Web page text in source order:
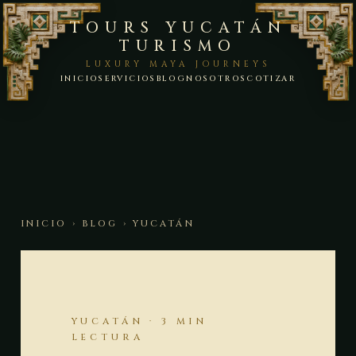
TOURS YUCATÁN
TURISMO
LUXURY MAYA JOURNEYS
INICIO SERVICIOS BLOGNOSOTROS COTIZAR
INICIO › BLOG › YUCATÁN
YUCATÁN · 3 MIN
LECTURA